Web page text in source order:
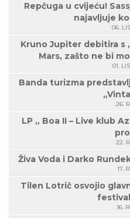
Repčuga u cvijeću!
najavljuje
06.
Kruno Jupiter debitira s
Mars, zašto ne bi
01.
Banda turizma
26.
LP „ Boa II – Live klub
22.
Živa Voda i Darko
17.
Tilen Lotrič osvojio
16.